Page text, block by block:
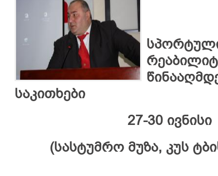
საკითხები
27-30 ივნისი
(სასტუმრო მუზა, კუს ტბის